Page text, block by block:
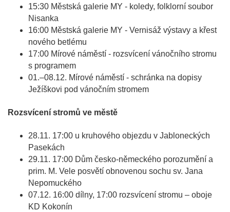
15:30 Městská galerie MY - koledy, folklorní soubor
Nisanka
16:00 Městská galerie MY - Vernisáž výstavy a křest
nového betlému
17:00 Mírové náměstí - rozsvícení vánočního stromu
s programem
01.–08.12. Mírové náměstí - schránka na dopisy
Ježíškovi pod vánočním stromem
Rozsvícení stromů ve městě
28.11. 17:00 u kruhového objezdu v Jabloneckých
Pasekách
29.11. 17:00 Dům česko-německého porozumění a
prim. M. Vele posvětí obnovenou sochu sv. Jana
Nepomuckého
07.12. 16:00 dílny, 17:00 rozsvícení stromu – oboje
KD Kokonín